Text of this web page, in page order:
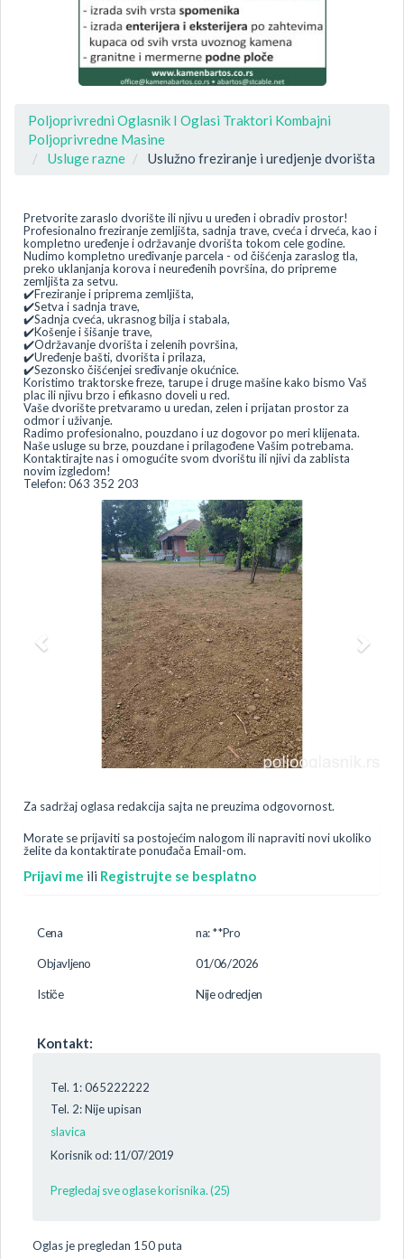
Poljoprivredni Oglasnik I Oglasi Traktori Kombajni
Poljoprivredne Masine
Usluge razne
Uslužno freziranje i uredjenje dvorišta
Pretvorite zaraslo dvorište ili njivu u uređen i obradiv prostor!
Profesionalno freziranje zemljišta, sadnja trave, cveća i drveća, kao i
kompletno uređenje i održavanje dvorišta tokom cele godine.
Nudimo kompletno uređivanje parcela - od čišćenja zaraslog tla,
preko uklanjanja korova i neuređenih površina, do pripreme
zemljišta za setvu.
✔️Freziranje i priprema zemljišta,
✔️Setva i sadnja trave,
✔️Sadnja cveća, ukrasnog bilja i stabala,
✔️Košenje i šišanje trave,
✔️Održavanje dvorišta i zelenih površina,
✔️Uređenje bašti, dvorišta i prilaza,
✔️Sezonsko čišćenjei sređivanje okućnice.
Koristimo traktorske freze, tarupe i druge mašine kako bismo Vaš
plac ili njivu brzo i efikasno doveli u red.
Vaše dvorište pretvaramo u uredan, zelen i prijatan prostor za
odmor i uživanje.
Radimo profesionalno, pouzdano i uz dogovor po meri klijenata.
Naše usluge su brze, pouzdane i prilagođene Vašim potrebama.
Kontaktirajte nas i omogućite svom dvorištu ili njivi da zablista
novim izgledom!
Telefon: 063 352 203
Za sadržaj oglasa redakcija sajta ne preuzima odgovornost.
Morate se prijaviti sa postojećim nalogom ili napraviti novi ukoliko
želite da kontaktirate ponuđača Email-om.
Prijavi me ili Registrujte se besplatno
Cena na: **Pro
Objavljeno 01/06/2026
Ističe Nije odredjen
Kontakt:
Tel. 1: 065222222
Tel. 2: Nije upisan
slavica
Korisnik od: 11/07/2019
Pregledaj sve oglase korisnika. (25)
Oglas je pregledan 150 puta